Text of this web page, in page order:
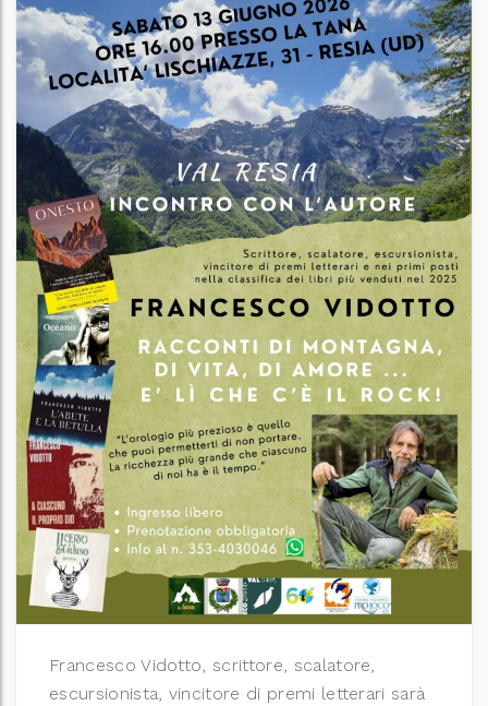
Francesco Vidotto, scrittore, scalatore,
escursionista, vincitore di premi letterari sarà